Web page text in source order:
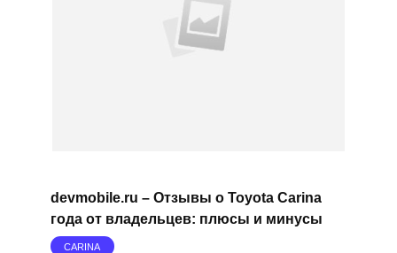
devmobile.ru – Отзывы о Toyota Carina
года от владельцев: плюсы и минусы
CARINA